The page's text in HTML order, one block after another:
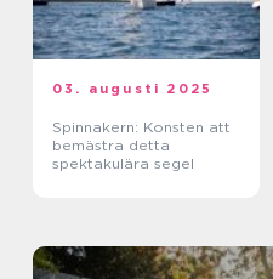
03. augusti 2025
Spinnakern: Konsten att
bemästra detta
spektakulära segel